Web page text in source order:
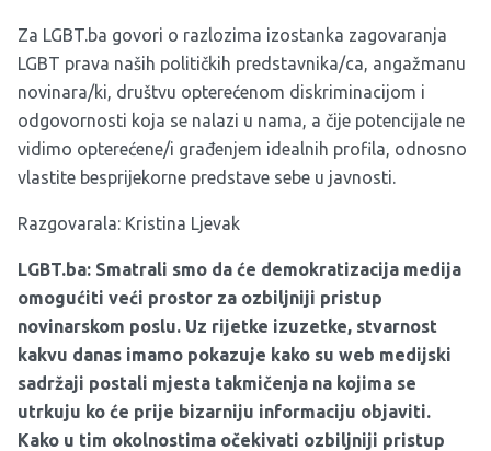
Za LGBT.ba govori o razlozima izostanka zagovaranja
LGBT prava naših političkih predstavnika/ca, angažmanu
novinara/ki, društvu opterećenom diskriminacijom i
odgovornosti koja se nalazi u nama, a čije potencijale ne
vidimo opterećene/i građenjem idealnih profila, odnosno
vlastite besprijekorne predstave sebe u javnosti.
Razgovarala: Kristina Ljevak
LGBT.ba: Smatrali smo da će demokratizacija medija
omogućiti veći prostor za ozbiljniji pristup
novinarskom poslu. Uz rijetke izuzetke, stvarnost
kakvu danas imamo pokazuje kako su web medijski
sadržaji postali mjesta takmičenja na kojima se
utrkuju ko će prije bizarniju informaciju objaviti.
Kako u tim okolnostima očekivati ozbiljniji pristup